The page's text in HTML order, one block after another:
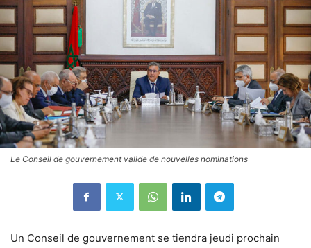
Le Conseil de gouvernement valide de nouvelles nominations
Un Conseil de gouvernement se tiendra jeudi prochain